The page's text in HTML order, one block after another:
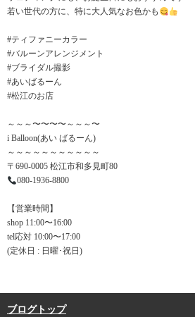
若い世代の方に、特に大人気なお色かも
#ティファニーカラー
#バルーンアレンジメント
#ブライダル撮影
#あいばるーん
#松江のお店
～～～〜〜〜〜～～～〜
i Balloon(あい ばるーん)
～～～～～～～～～～～
〒690-0005 松江市和多見町80
080-1936-8800
【営業時間】
shop 11:00〜16:00
tel応対 10:00〜17:00
(定休日 : 日曜･祝日)
ブログトップ